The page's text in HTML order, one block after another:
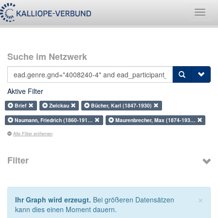
Suche im Netzwerk
Aktive Filter
Brief Zwickau
Bücher, Karl (1847-1930)
Naumann, Friedrich (1860-191…
Maurenbrecher, Max (1874-193…
Alle Filter entfernen
Filter
×
Ihr Graph wird erzeugt. Bei größeren Datensätzen
kann dies einen Moment dauern.